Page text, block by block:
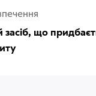
що